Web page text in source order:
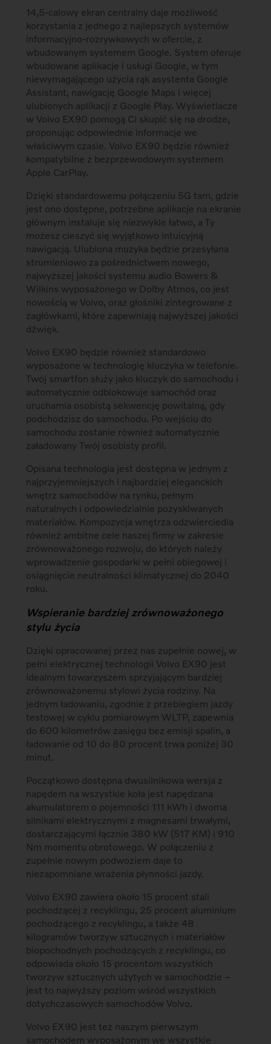
14,5-calowy ekran centralny daje możliwość
korzystania z jednego z najlepszych systemów
informacyjno-rozrywkowych w ofercie, z
wbudowanym systemem Google. System oferuje
wbudowane aplikacje i usługi Google, w tym
niewymagającego użycia rąk asystenta Google
Assistant, nawigację Google Maps i więcej
ulubionych aplikacji z Google Play. Wyświetlacze
w Volvo EX90 pomogą Ci skupić się na drodze,
proponując odpowiednie informacje we
właściwym czasie. Volvo EX90 będzie również
kompatybilne z bezprzewodowym systemem
Apple CarPlay.
Dzięki standardowemu połączeniu 5G tam, gdzie
jest ono dostępne, potrzebne aplikacje na ekranie
głównym instaluje się niezwykle łatwo, a Ty
możesz cieszyć się wyjątkowo intuicyjną
nawigacją. Ulubiona muzyka będzie przesyłana
strumieniowo za pośrednictwem nowego,
najwyższej jakości systemu audio Bowers &
Wilkins wyposażonego w Dolby Atmos, co jest
nowością w Volvo, oraz głośniki zintegrowane z
zagłówkami, które zapewniają najwyższej jakości
dźwięk.
Volvo EX90 będzie również standardowo
wyposażone w technologię kluczyka w telefonie.
Twój smartfon służy jako kluczyk do samochodu i
automatycznie odblokowuje samochód oraz
uruchamia osobistą sekwencję powitalną, gdy
podchodzisz do samochodu. Po wejściu do
samochodu zostanie również automatycznie
załadowany Twój osobisty profil.
Opisana technologia jest dostępna w jednym z
najprzyjemniejszych i najbardziej eleganckich
wnętrz samochodów na rynku, pełnym
naturalnych i odpowiedzialnie pozyskiwanych
materiałów. Kompozycja wnętrza odzwierciedla
również ambitne cele naszej firmy w zakresie
zrównoważonego rozwoju, do których należy
wprowadzenie gospodarki w pełni obiegowej i
osiągnięcie neutralności klimatycznej do 2040
roku.
Wspieranie bardziej zrównoważonego
stylu życia
Dzięki opracowanej przez nas zupełnie nowej, w
pełni elektrycznej technologii Volvo EX90 jest
idealnym towarzyszem sprzyjającym bardziej
zrównoważonemu stylowi życia rodziny. Na
jednym ładowaniu, zgodnie z przebiegiem jazdy
testowej w cyklu pomiarowym WLTP, zapewnia
do 600 kilometrów zasięgu bez emisji spalin, a
ładowanie od 10 do 80 procent trwa poniżej 30
minut.
Początkowo dostępna dwusilnikowa wersja z
napędem na wszystkie koła jest napędzana
akumulatorem o pojemności 111 kWh i dwoma
silnikami elektrycznymi z magnesami trwałymi,
dostarczającymi łącznie 380 kW (517 KM) i 910
Nm momentu obrotowego. W połączeniu z
zupełnie nowym podwoziem daje to
niezapomniane wrażenia płynności jazdy.
Volvo EX90 zawiera około 15 procent stali
pochodzącej z recyklingu, 25 procent aluminium
pochodzącego z recyklingu, a także 48
kilogramów tworzyw sztucznych i materiałów
biopochodnych pochodzących z recyklingu, co
odpowiada około 15 procentom wszystkich
tworzyw sztucznych użytych w samochodzie –
jest to najwyższy poziom wśród wszystkich
dotychczasowych samochodów Volvo.
Volvo EX90 jest też naszym pierwszym
samochodem wyposażonym we wszystkie